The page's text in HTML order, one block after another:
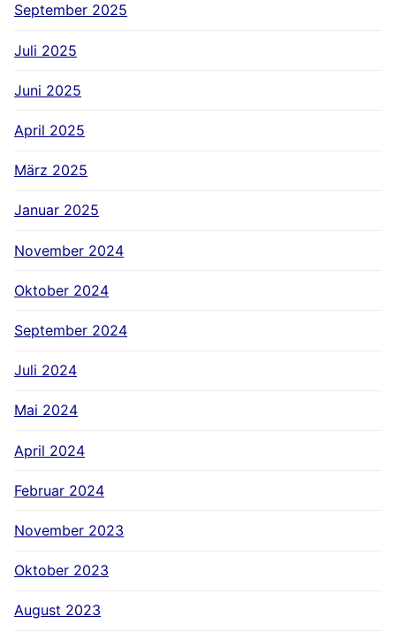
September 2025
Juli 2025
Juni 2025
April 2025
März 2025
Januar 2025
November 2024
Oktober 2024
September 2024
Juli 2024
Mai 2024
April 2024
Februar 2024
November 2023
Oktober 2023
August 2023